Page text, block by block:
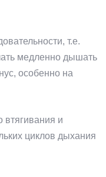
т.е.
медленно дышать
особенно на
втягивания и
циклов дыхания